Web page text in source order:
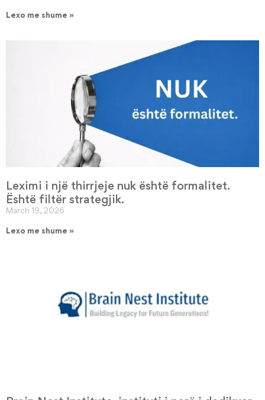
Lexo me shume »
Leximi i një thirrjeje nuk është formalitet.
Është filtër strategjik.
March 19, 2026
Lexo me shume »